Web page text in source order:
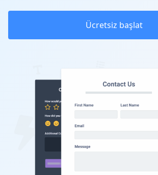
Ücretsiz başlat